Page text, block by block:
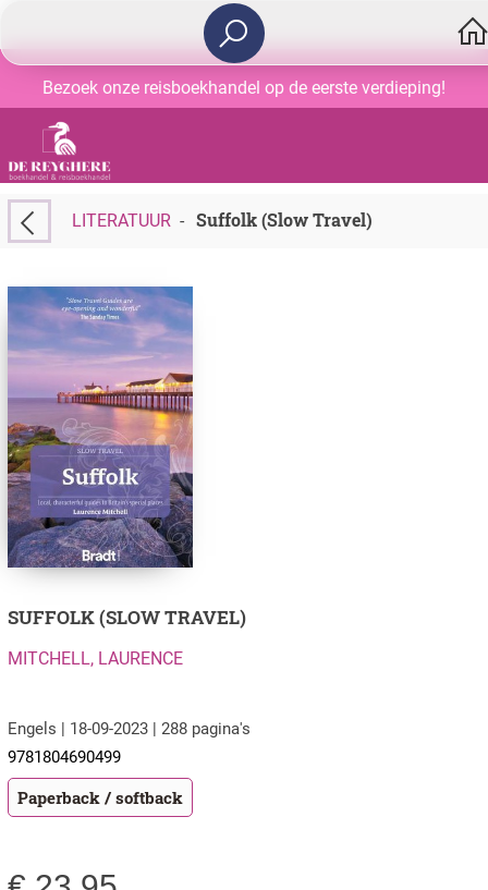
Bezoek onze reisboekhandel op de eerste verdieping!
LITERATUUR- Suffolk (Slow Travel)
SUFFOLK (SLOW TRAVEL)
MITCHELL, LAURENCE
Engels | 18-09-2023 | 288 pagina's
9781804690499
Paperback / softback